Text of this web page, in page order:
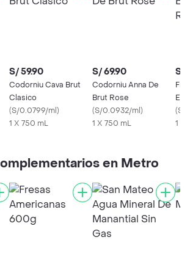
S/ 59.90
Codorniu Cava Brut
Clasico
(S/0.0799/ml)
1 X 750 mL
S/ 69.90
Codorniu Anna De
Brut Rose
(S/0.0932/ml)
1 X 750 mL
S/
Brut
(S/
1 X
en Metro